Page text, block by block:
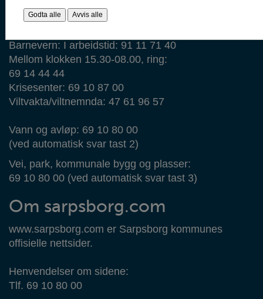
Barnevern: I arbeidstid: 91 11 71 40
Mellom klokken 15.30-08.00, ring:
69 14 44 44
Krisesenter: 69 10 87 00
Viltvakta/viltnemnda: 47 61 96 57
Vann og avløp: 69 10 80 00
(ved automatisk svar tast 2)
Vei, park, kommunale bygg og plasser:
69 10 80 00 (ved automatisk svar tast 3)
Om sarpsborg.com
www.sarpsborg.com er Sarpsborg kommunes
offisielle nettsider.
Henvendelser om sidene:
Tlf. 69 10 80 00
Godta alle Avvis alle